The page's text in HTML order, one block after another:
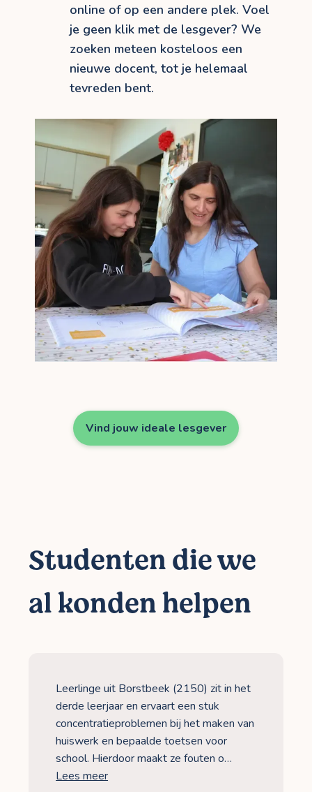
online of op een andere plek. Voel
je geen klik met de lesgever? We
zoeken meteen kosteloos een
nieuwe docent, tot je helemaal
tevreden bent.
Vind jouw ideale lesgever
Studenten die we
al konden helpen
Leerlinge uit Borstbeek (2150) zit in het
derde leerjaar en ervaart een stuk
concentratieproblemen bij het maken van
huiswerk en bepaalde toetsen voor
school. Hierdoor maakt ze fouten o…
Lees meer